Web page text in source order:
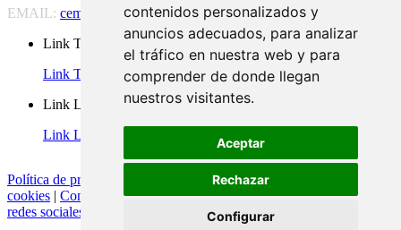
contenidos personalizados y
anuncios adecuados, para analizar
el tráfico en nuestra web y para
comprender de donde llegan
nuestros visitantes.
Aceptar
Rechazar
Configurar
EMAIL: cem-cat@cem-cat.org
Link Twitter
Link Twitter
Link Linkedin
Link Linkedin
Política de privacidad Política de cookies
cookies | Condiciones generales de contratación|Política de redes
redes sociales